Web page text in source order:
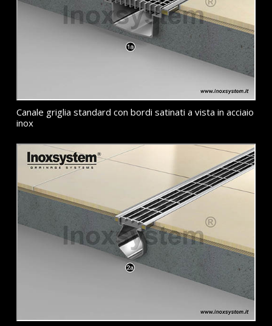
Canale griglia standard con bordi satinati a vista in acciaio
inox